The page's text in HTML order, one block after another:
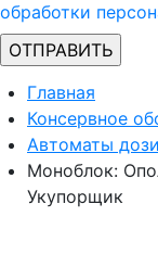
обработки
Главная
Консервное
Автоматы
Моноблок:
Укупорщик